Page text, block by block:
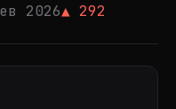
2026▲ 292